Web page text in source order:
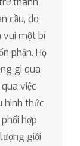
cầu, do
vui một bí
phận. Họ
gì qua
việc
hình thức
hợp
giới